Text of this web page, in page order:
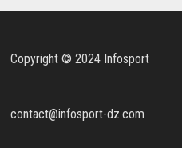
Copyright © 2024 Infosport
contact@infosport-dz.com